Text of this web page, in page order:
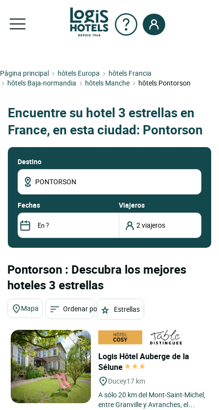
Pàgina principal hôtels Europa
hôtels Francia
hôtels Baja-normandia
hôtels Manche hôtels Pontorson
Encuentre su hotel 3 estrellas en
France, en esta ciudad: Pontorson
Destino
fechas Viajeros
Pontorson : Descubra los mejores
hoteles 3 estrellas
Mapa Ordenar por Estrellas
Logis Hôtel Auberge de la
Sélune
Ducey17 km
A sólo 20 km del Mont-Saint-Michel,
entre Granville y Avranches, el